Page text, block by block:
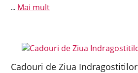
... Mai mult
Cadouri de Ziua Indragostitilor